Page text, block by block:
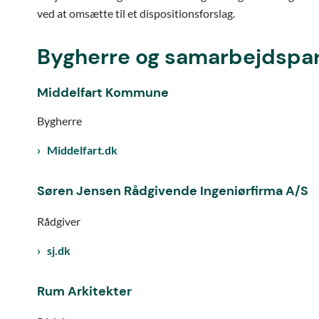
ved at omsætte til et dispositionsforslag.
Bygherre og
Middelfart Kommune
Bygherre
Middelfart.dk
Søren Jensen Rådgivende Ingeniørfirma A/S
Rådgiver
sj.dk
Rum Arkitekter